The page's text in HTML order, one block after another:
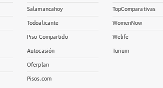
Salamancahoy
Todoalicante
Piso Compartido
Autocasión
Oferplan
Pisos.com
TopComparativas
WomenNow
Welife
Turium